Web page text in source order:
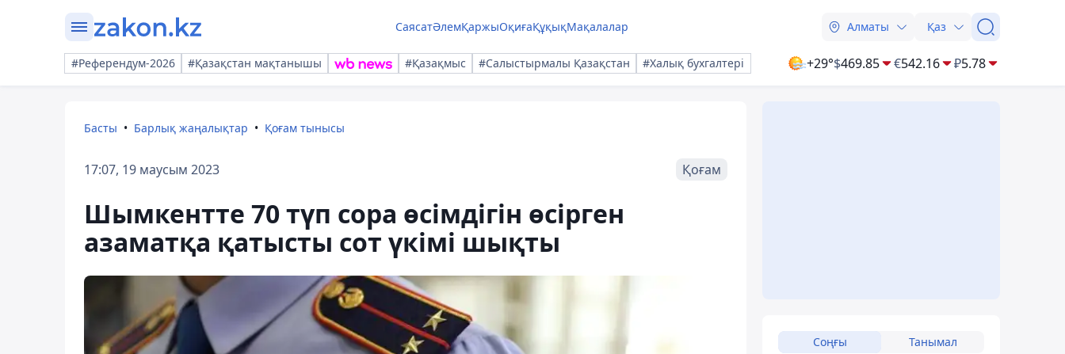
СаясатӘлемҚаржыОқиғаҚұқықМақалалар Алматы Қаз
#Референдум-2026 #Қазақстан мақтанышы #Қазақмыс #Салыстырмалы Қазақстан #Халық бухгалтері +29°$469.85 €542.16 ₽5.78
Басты Барлық жаңалықтар Қоғам тынысы
17:07, 19 маусым 2023 Қоғам
Шымкентте 70 түп сора өсімдігін өсірген
азаматқа қатысты сот үкімі шықты
Соңғы Танымал